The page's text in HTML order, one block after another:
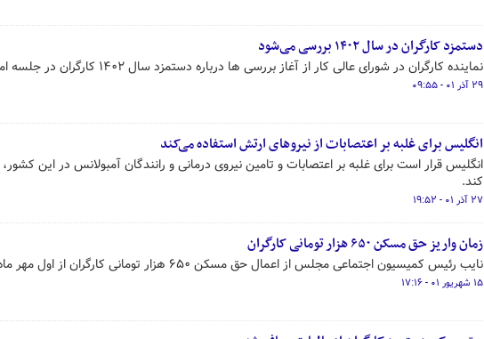
دستمزد کارگران در سال ۱۴۰۲ بررسی می‌شود
نماینده کارگران در شورای عالی کار از آغاز بررسی ها درباره دستمزد سال ۱۴۰۲ کارگران در جلسه امروز این شورا خبر داد.
۲۹ آذر ۰۱ - ۰۹:۵۵
انگلیس برای غلبه بر اعتصابات از نیروهای ارتش استفاده می‌کند
انگلیس قرار است برای غلبه بر اعتصابات و تامین نیروی درمانی و رانندگان آمبولانس در این
کند.
۲۷ آذر ۰۱ - ۱۹:۵۲
زمان واریز حق مسکن ۶۵۰ هزار تومانی کارگران
نایب رئیس کمیسیون اجتماعی مجلس از اعمال حق مسکن ۶۵۰ هزار تومانی کارگران از اول مهر ماه خبر داد.
۱۵ شهریور ۰۱ - ۱۷:۱۶